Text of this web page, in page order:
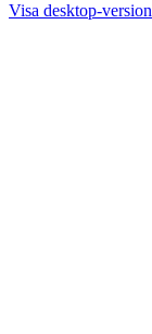
Visa desktop-version